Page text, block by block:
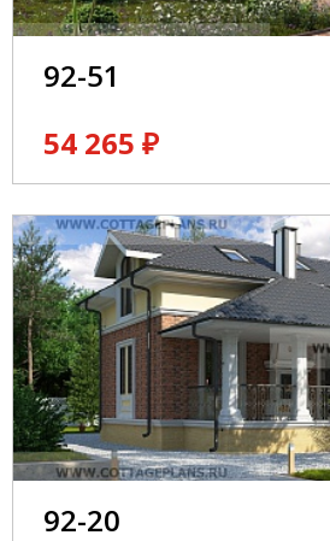
92-51
54 265 ₽
92-20